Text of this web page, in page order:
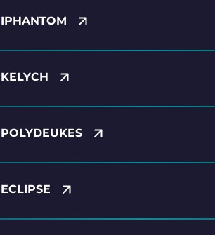
IPHANTOM
KELYCH
POLYDEUKES
ECLIPSE